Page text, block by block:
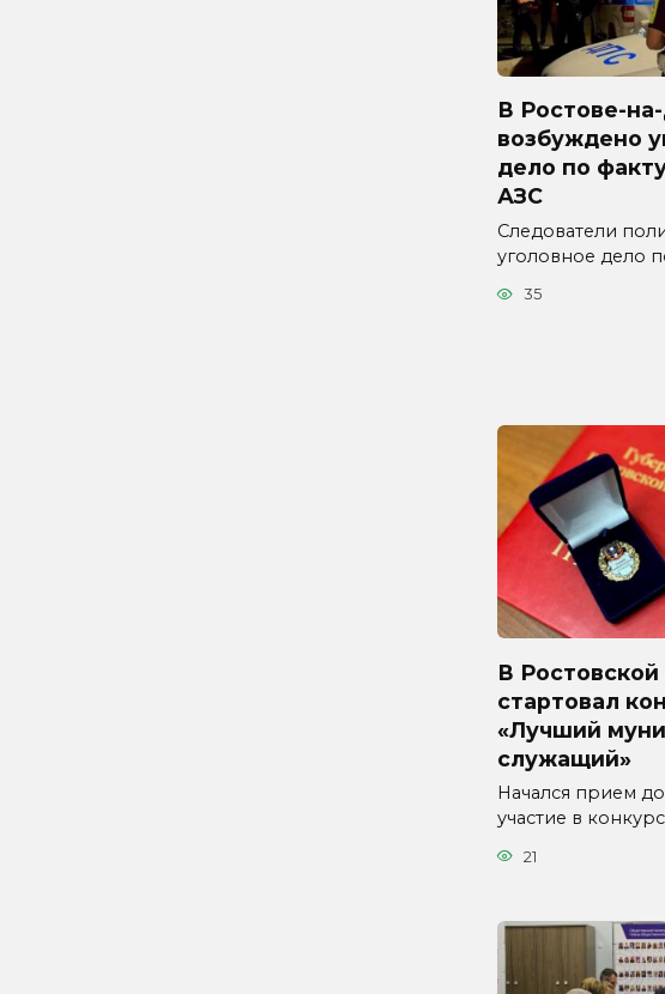
В Ростове-
возбуждено
дело по
АЗС
Следователи
уголовное дело
35
В Ростовской
стартовал
«Лучший
служащий»
Начался прием
участие в
21